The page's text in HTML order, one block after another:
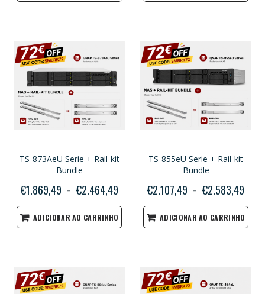
TS-873AeU Serie + Rail-kit
Bundle
€1.869,49 €2.464,49
ADICIONAR AO CARRINHO
TS-855eU Serie + Rail-kit
Bundle
€2.107,49 €2.583,49
ADICIONAR AO CARRINHO